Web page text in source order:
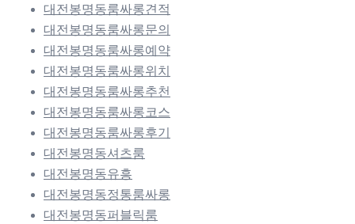
대전봉명동룸싸롱견적
대전봉명동룸싸롱문의
대전봉명동룸싸롱예약
대전봉명동룸싸롱위치
대전봉명동룸싸롱추천
대전봉명동룸싸롱코스
대전봉명동룸싸롱후기
대전봉명동셔츠룸
대전봉명동유흥
대전봉명동정통룸싸롱
대전봉명동퍼블릭룸